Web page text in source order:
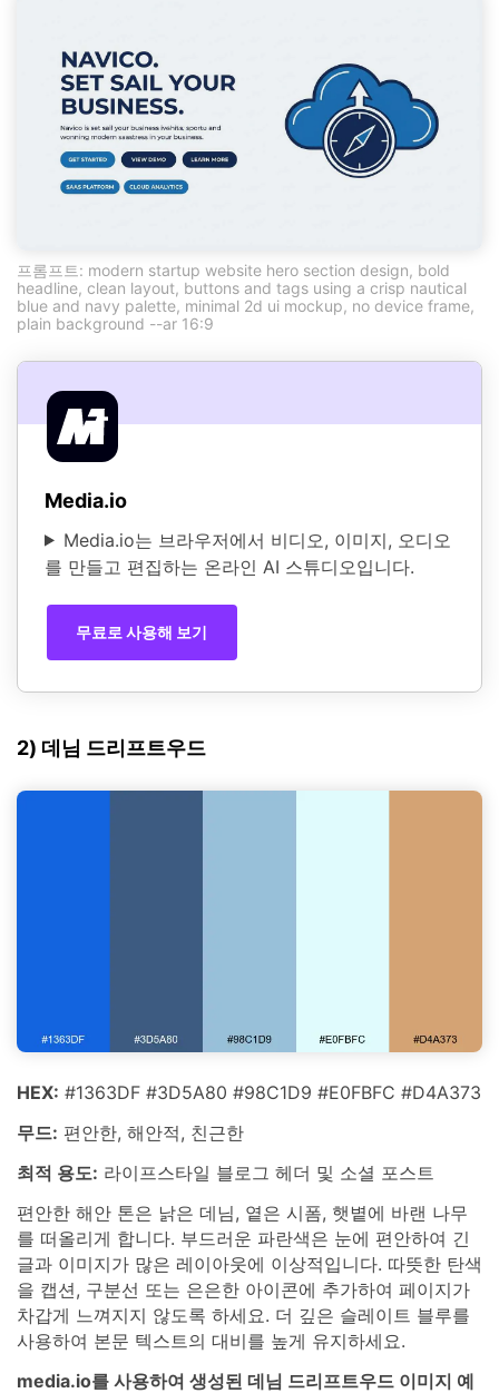
프롬프트: modern startup website hero section design, bold
headline, clean layout, buttons and tags using a crisp nautical
blue and navy palette, minimal 2d ui mockup, no device frame,
plain background --ar 16:9
Media.io
Media.io는 브라우저에서 비디오, 이미지, 오디오
를 만들고 편집하는 온라인 AI 스튜디오입니다.
무료로 사용해 보기
2) 데님 드리프트우드
HEX: #1363DF #3D5A80 #98C1D9 #E0FBFC #D4A373
무드: 편안한, 해안적, 친근한
최적 용도: 라이프스타일 블로그 헤더 및 소셜 포스트
편안한 해안 톤은 낡은 데님, 옅은 시폼, 햇볕에 바랜 나무
를 떠올리게 합니다. 부드러운 파란색은 눈에 편안하여 긴
글과 이미지가 많은 레이아웃에 이상적입니다. 따뜻한 탄색
을 캡션, 구분선 또는 은은한 아이콘에 추가하여 페이지가
차갑게 느껴지지 않도록 하세요. 더 깊은 슬레이트 블루를
사용하여 본문 텍스트의 대비를 높게 유지하세요.
media.io를 사용하여 생성된 데님 드리프트우드 이미지 예